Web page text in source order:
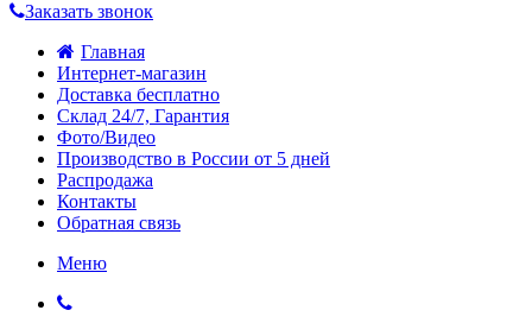
Заказать звонок
Главная
Интернет-магазин
Доставка бесплатно
Склад 24/7, Гарантия
Фото/Видео
Производство в России от 5 дней
Распродажа
Контакты
Обратная связь
Меню